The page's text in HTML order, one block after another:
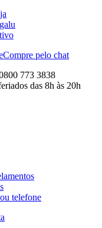
Compre pelo chat
773 3838
das 8h às 20h
telefone